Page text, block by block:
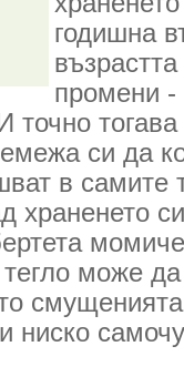
годишна
промени -
точно
си да
в самите
храненето
може
ниско